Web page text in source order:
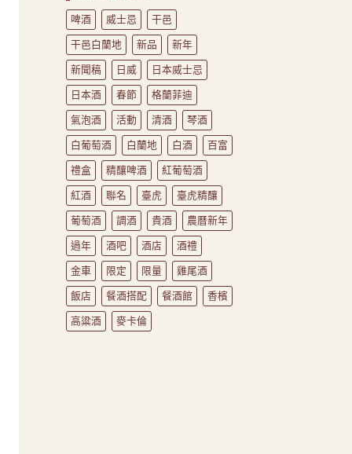
啤酒 威士忌 干邑
干邑白蘭地 新品 新年
新聞稿 日威 日本威士忌
日本酒 春節 格蘭菲迪
氣泡酒 活動 清酒 琴酒
白葡萄酒 白蘭地 白酒 百富
禮盒 精釀啤酒 紅葡萄酒
紅酒 聯名 臺虎 臺虎精釀
葡萄酒 調酒 貴酒 農曆新年
過年 酒吧 酒店 酒禮
金車 限定 限量 雞尾酒
飯店 餐酒搭配 餐酒館 香檳
高粱酒 麥卡倫